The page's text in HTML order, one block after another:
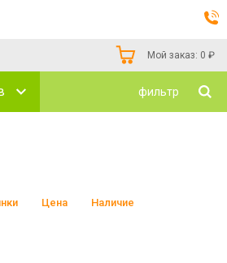
Мой заказ: 0 ₽
фильтр
Цена Наличие